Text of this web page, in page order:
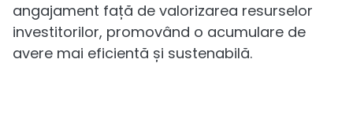
angajament față de valorizarea resurselor
investitorilor, promovând o acumulare de
avere mai eficientă și sustenabilă.